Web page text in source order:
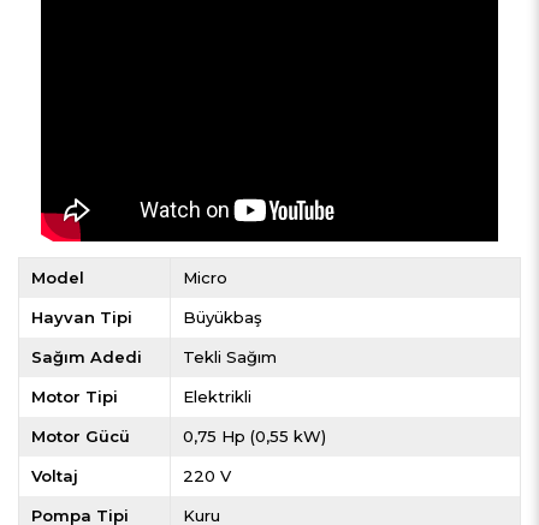
Model Micro
Hayvan Tipi Büyükbaş
Sağım Adedi Tekli Sağım
Motor Tipi Elektrikli
Motor Gücü 0,75 Hp (0,55 kW)
Voltaj 220 V
Pompa Tipi Kuru